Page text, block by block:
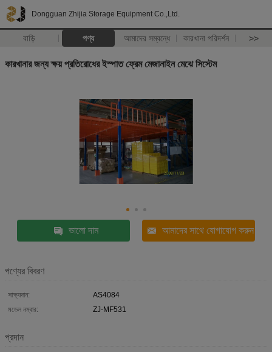
Dongguan Zhijia Storage Equipment Co.,Ltd.
বাড়ি পণ্য আমাদের সম্বন্ধে কারখানা পরিদর্শন >>
কারখানার জন্য ক্ষয় প্রতিরোধের ইস্পাত ফ্রেম মেজানাইন মেঝে সিস্টেম
ভালো দাম আমাদের সাথে যোগাযোগ করুন
পণ্যের বিবরণ
সাক্ষ্যদান:
AS4084
মডেল নম্বার:
ZJ-MF531
প্রদান